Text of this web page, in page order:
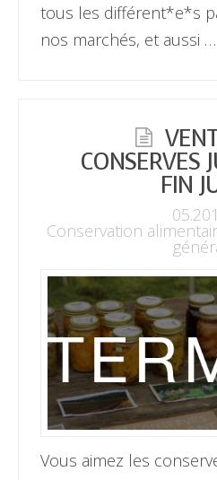
tous les différent*e*s
nos marchés, et aussi …
CONSERVES
FIN
Conservation
Vous aimez les